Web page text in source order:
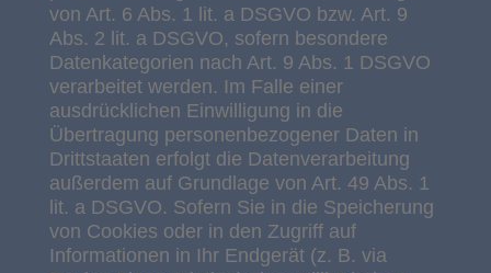
von Art. 6 Abs. 1 lit. a DSGVO bzw. Art. 9
Abs. 2 lit. a DSGVO, sofern besondere
Datenkategorien nach Art. 9 Abs. 1 DSGVO
verarbeitet werden. Im Falle einer
ausdrücklichen Einwilligung in die
Übertragung personenbezogener Daten in
Drittstaaten erfolgt die Datenverarbeitung
außerdem auf Grundlage von Art. 49 Abs. 1
lit. a DSGVO. Sofern Sie in die Speicherung
von Cookies oder in den Zugriff auf
Informationen in Ihr Endgerät (z. B. via